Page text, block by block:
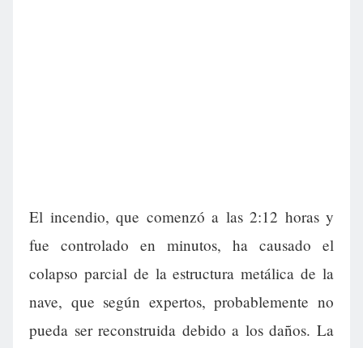
El incendio, que comenzó a las 2:12 horas y
fue controlado en minutos, ha causado el
colapso parcial de la estructura metálica de la
nave, que según expertos, probablemente no
pueda ser reconstruida debido a los daños. La